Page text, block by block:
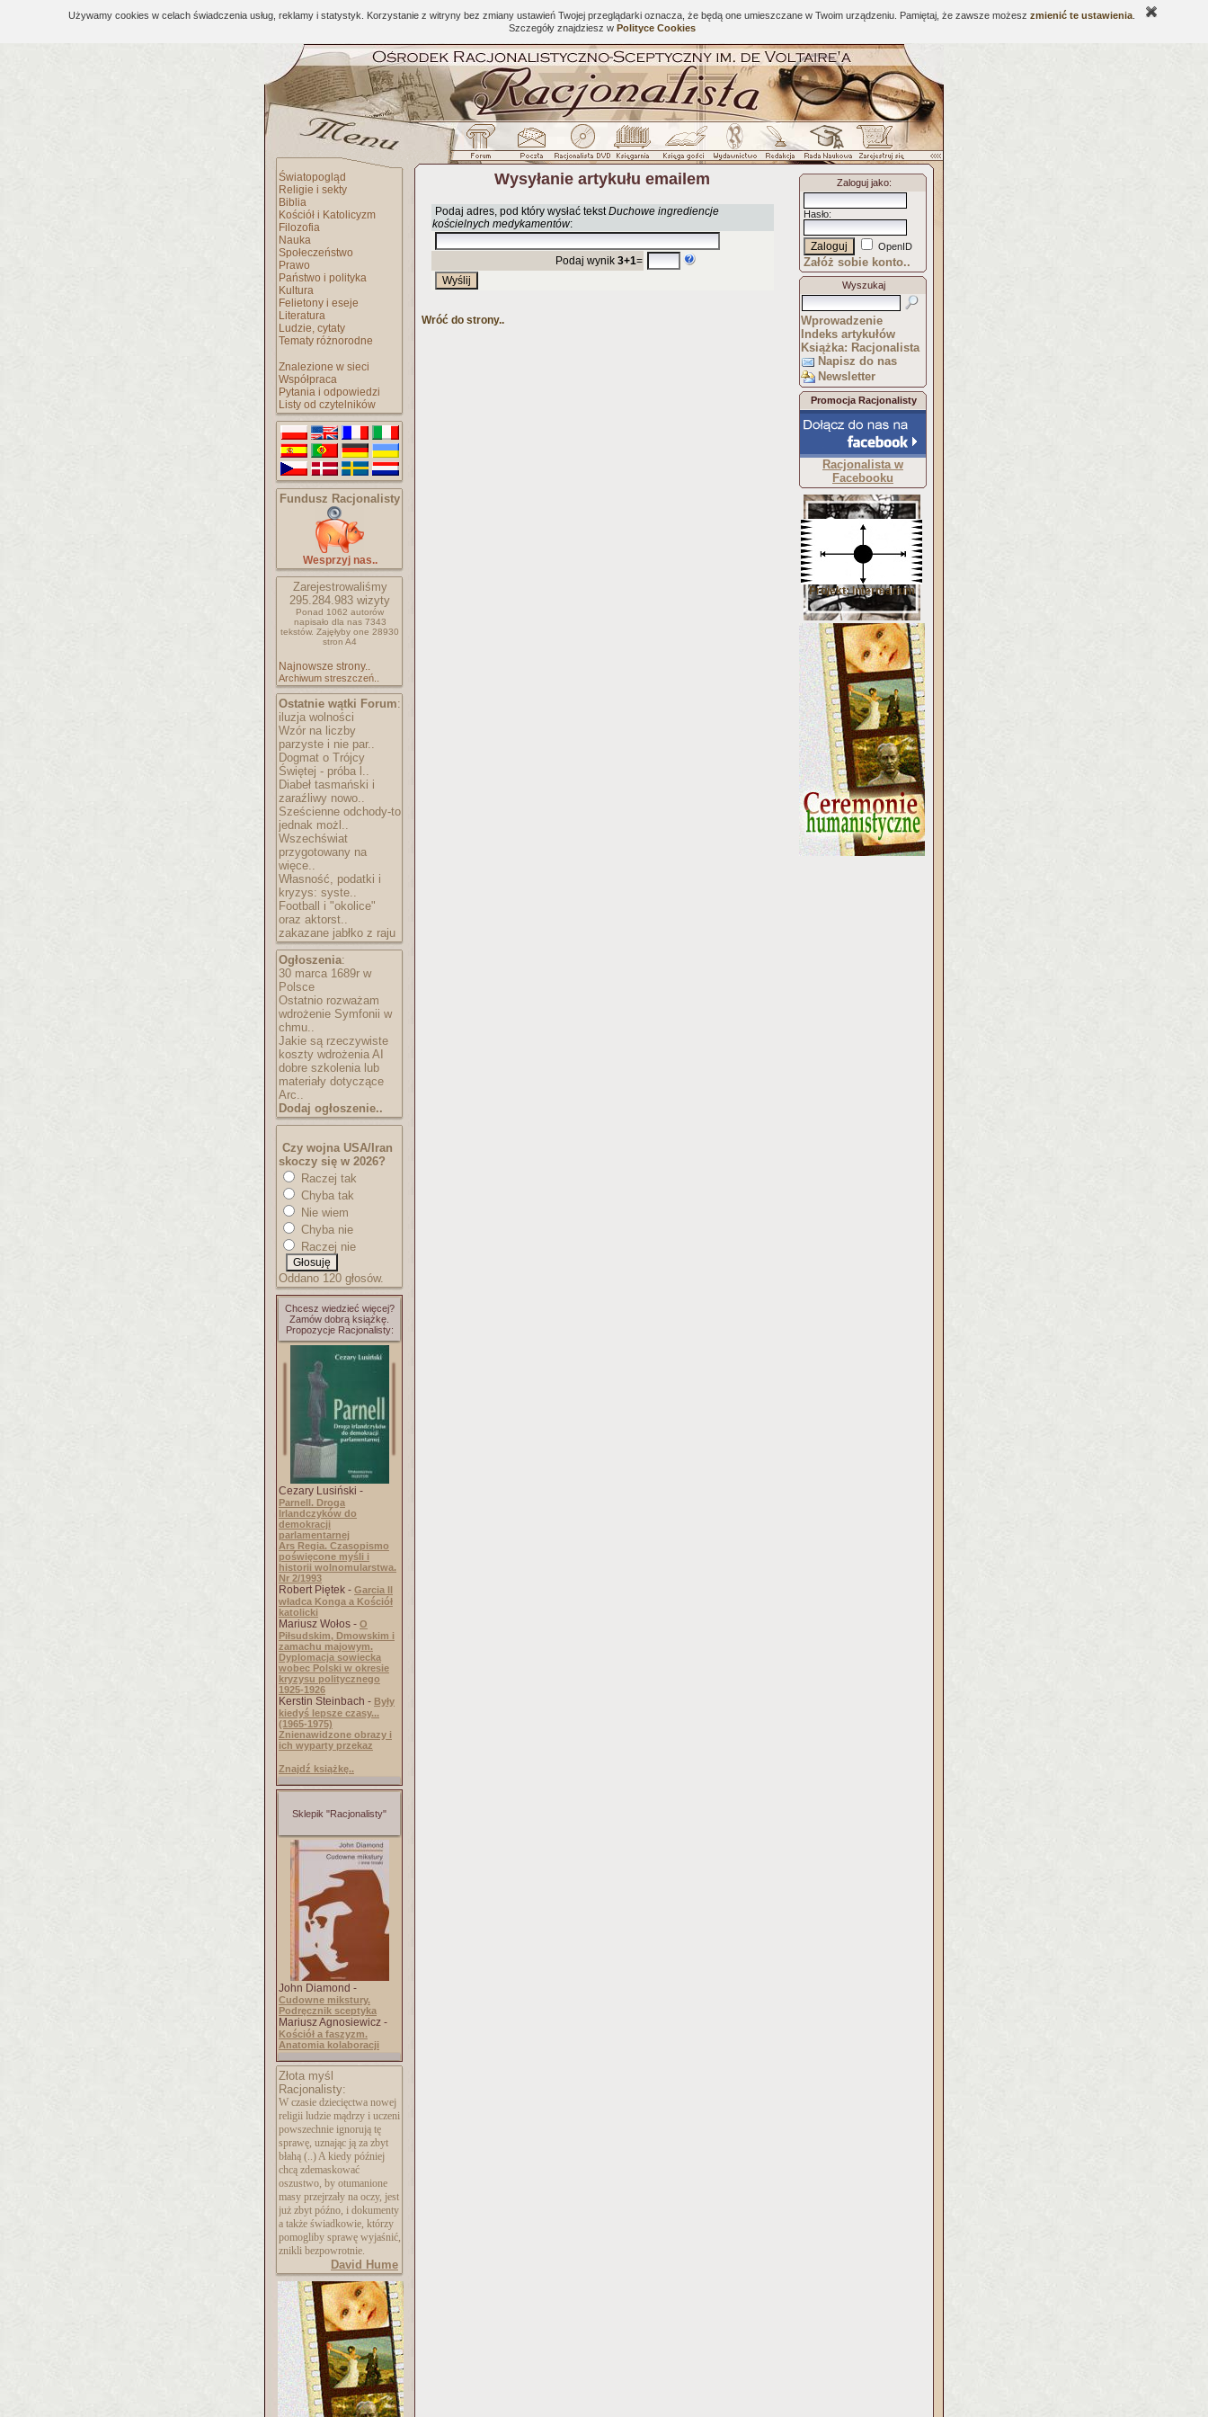
Używamy cookies w celach świadczenia usług, reklamy i statystyk. Korzystanie z witryny bez zmiany ustawień Twojej przeglądarki oznacza, że będą one umieszczane w Twoim urządzeniu. Pamiętaj, że zawsze możesz zmienić te ustawienia
Szczegóły znajdziesz w Polityce Cookies
Światopogląd
Religie i sekty
Biblia
Kościół i Katolicyzm
Filozofia
Nauka
Społeczeństwo
Prawo
Państwo i polityka
Kultura
Felietony i eseje
Literatura
Ludzie, cytaty
Tematy różnorodne
Znalezione w sieci
Współpraca
Pytania i odpowiedzi
Listy od czytelników
Fundusz Racjonalisty
Wesprzyj nas..
Zarejestrowaliśmy
295.284.983 wizyty
Ponad 1062 autorów
napisało dla nas 7343
tekstów. Zajęłyby one 28930
stron A4
Najnowsze strony..
Archiwum streszczeń..
Ostatnie wątki Forum:
iluzja wolności
Wzór na liczby
parzyste i nie par..
Dogmat o Trójcy
Świętej - próba l..
Diabeł tasmański i
zaraźliwy nowo..
Sześcienne odchody-to
jednak możl..
Wszechświat
przygotowany na
więce..
Własność, podatki i
kryzys: syste..
Football i "okolice"
oraz aktorst..
zakazane jabłko z raju
Ogłoszenia:
30 marca 1689r w
Polsce
Ostatnio rozważam
wdrożenie Symfonii w
chmu..
Jakie są rzeczywiste
koszty wdrożenia AI
dobre szkolenia lub
materiały dotyczące
Arc..
Dodaj ogłoszenie..
Czy wojna USA/Iran
skoczy się w 2026?
Raczej tak
Chyba tak
Nie wiem
Chyba nie
Raczej nie
Oddano 120 głosów.
Chcesz wiedzieć więcej?
Zamów dobrą książkę.
Propozycje Racjonalisty:
Cezary Lusiński -
Parnell. Droga
Irlandczyków do
demokracji
parlamentarnej
Ars Regia. Czasopismo
poświęcone myśli i
historii wolnomularstwa.
Nr 2/1993
Robert Piętek - Garcia II
władca Konga a Kościół
katolicki
Mariusz Wołos - O
Piłsudskim, Dmowskim i
zamachu majowym.
Dyplomacja sowiecka
wobec Polski w okresie
kryzysu politycznego
1925-1926
Kerstin Steinbach - Były
kiedyś lepsze czasy...
(1965-1975)
Znienawidzone obrazy i
ich wyparty przekaz
Znajdź książkę..
Sklepik "Racjonalisty"
John Diamond -
Cudowne mikstury.
Podręcznik sceptyka
Mariusz Agnosiewicz -
Kościół a faszyzm.
Anatomia kolaboracji
Złota myśl
Racjonalisty:
W czasie dziecięctwa nowej
religii ludzie mądrzy i uczeni
powszechnie ignorują tę
sprawę, uznając ją za zbyt
błahą (..) A kiedy później
chcą zdemaskować
oszustwo, by otumanione
masy przejrzały na oczy, jest
już zbyt późno, i dokumenty
a także świadkowie, którzy
pomogliby sprawę wyjaśnić,
znikli bezpowrotnie.
David Hume
Wysyłanie artykułu emailem
Podaj adres, pod który wysłać tekstDuchowe ingrediencje
kościelnych medykamentów:
Podaj wynik 3+1=
Wróć do strony..
Zaloguj jako:
Hasło:
OpenID
Załóż sobie konto..
Wyszukaj
Wprowadzenie
Indeks artykułów
Książka: Racjonalista
Napisz do nas
Newsletter
Promocja Racjonalisty
Racjonalista w
Facebooku